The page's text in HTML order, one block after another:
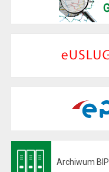
Archiwum BIP